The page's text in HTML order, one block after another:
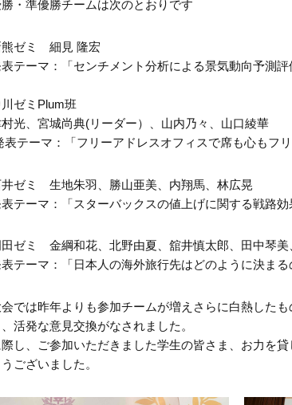
・準優勝チームは次のとおりです
熊ゼミ 細見 隆宏
：「センチメント分析による景気動向予測評
川ゼミPlum班
城尚典(リーダー）、山内乃々、山口綾華
：「フリーアドレスオフィスで席も心もフリ
井ゼミ 生地朱羽、勝山亜美、内翔馬、林広晃
：「スターバックスの値上げに関する戦路効
田ゼミ 金綱和花、北野由夏、舘井慎太郎、田中琴美
「日本人の海外旅行先はどのように決まるの
では昨年よりも参加チームが増えさらに白熱した
活発な意見交換がなされました。
し、ご参加いただきました学生の皆さま、お力を
ございました。